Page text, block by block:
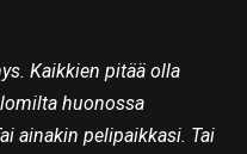
Kaikkien pitää olla
huonossa
ainakin pelipaikkasi. Tai